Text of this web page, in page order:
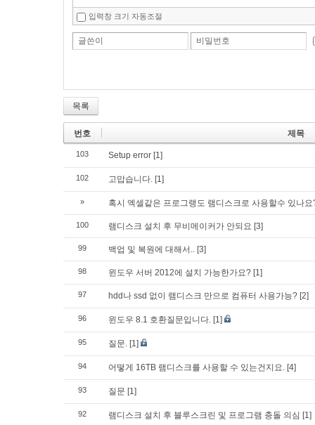
입력창 크기 자동조절
글쓴이 비밀번호
목록
번호 제목
103 Setup error [1]
102 고맙습니다. [1]
» 혹시 엑셀같은 프로그랭도 램디스크로 사용할수 있나요
100 램디스크 설치 후 무비메이커가 안되요 [3]
99 백업 및 복원에 대해서.. [3]
98 윈도우 서버 2012에 설치 가능한가요? [1]
97 hdd나 ssd 없이 램디스크 만으로 컴퓨터 사용가능? [2]
96 윈도우 8.1 호환질문입니다. [1]
95 질문. [1]
94 어떻게 16TB 램디스크를 사용할 수 있는건지요. [4]
93 질문 [1]
92 램디스크 설치 후 블루스크린 및 프로그램 충돌 의심 [1]